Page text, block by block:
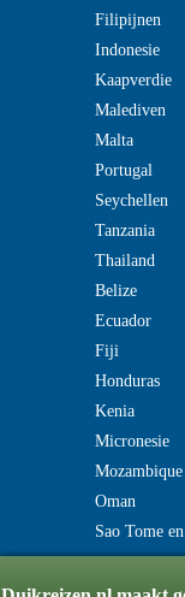
Filipijnen
Indonesie
Kaapverdie
Malediven
Malta
Portugal
Seychellen
Tanzania
Thailand
Belize
Ecuador
Fiji
Honduras
Kenia
Micronesie
Mozambique
Oman
Sao Tome